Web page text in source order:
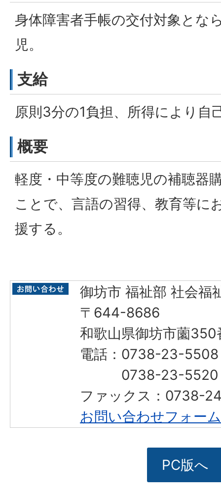
身体障害者手帳の交付対象とな
児。
支給
原則3分の1負担、所得により自
概要
軽度・中等度の難聴児の補聴器
ことで、言語の習得、教育等に
援する。
御坊市 福祉部 社会福
〒644-8686
和歌山県御坊市薗350
電話：0738-23-5508
0738-23-5520（
ファックス：0738-
お問い合わせフォーム
PC版へ